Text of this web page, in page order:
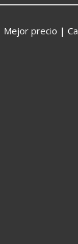
precio |